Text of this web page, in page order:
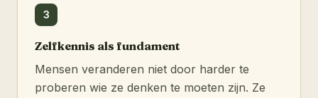
3
Zelfkennis als fundament
Mensen veranderen niet door harder te
proberen wie ze denken te moeten zijn. Ze